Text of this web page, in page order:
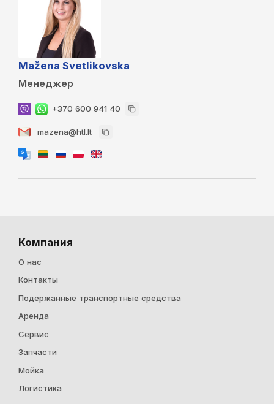
Mažena Svetlikovska
Менеджер
+370 600 941 40
mazena@htl.lt
Компания
О нас
Контакты
Подержанные транспортные средства
Аренда
Cервис
Запчасти
Мойка
Логистика